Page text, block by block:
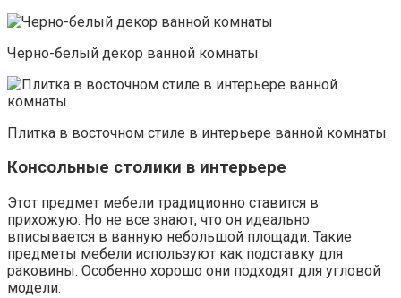
Черно-белый декор ванной комнаты
Плитка в восточном стиле в интерьере ванной комнаты
Консольные столики в интерьере
Этот предмет мебели традиционно ставится в
прихожую. Но не все знают, что он идеально
вписывается в ванную небольшой площади. Такие
предметы мебели используют как подставку для
раковины. Особенно хорошо они подходят для угловой
модели.